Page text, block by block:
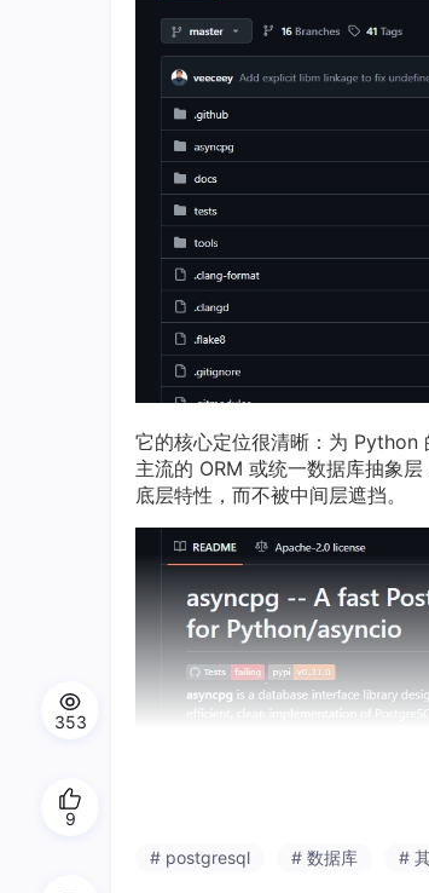
它的核心定位很清晰：为 Python
主流的 ORM 或统一数据库抽象
底层特性，而不被中间层遮挡。
# postgresql # 数据库 #
353
9